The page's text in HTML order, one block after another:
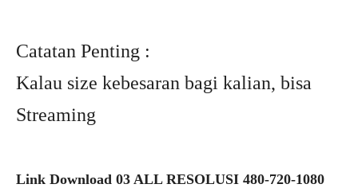
Catatan Penting :
Kalau size kebesaran bagi kalian, bisa
Streaming
Link Download 03 ALL RESOLUSI 480-720-1080